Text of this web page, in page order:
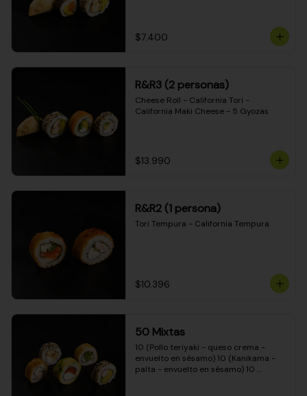
$7.400
R&R3 (2 personas)
Cheese Roll - California Tori -
California Maki Cheese - 5 Gyozas
$13.990
R&R2 (1 persona)
Tori Tempura - California Tempura
$10.396
50 Mixtas
10 (Pollo teriyaki - queso crema -
envuelto en sésamo) 10 (Kanikama -
palta - envuelto en sésamo) 10